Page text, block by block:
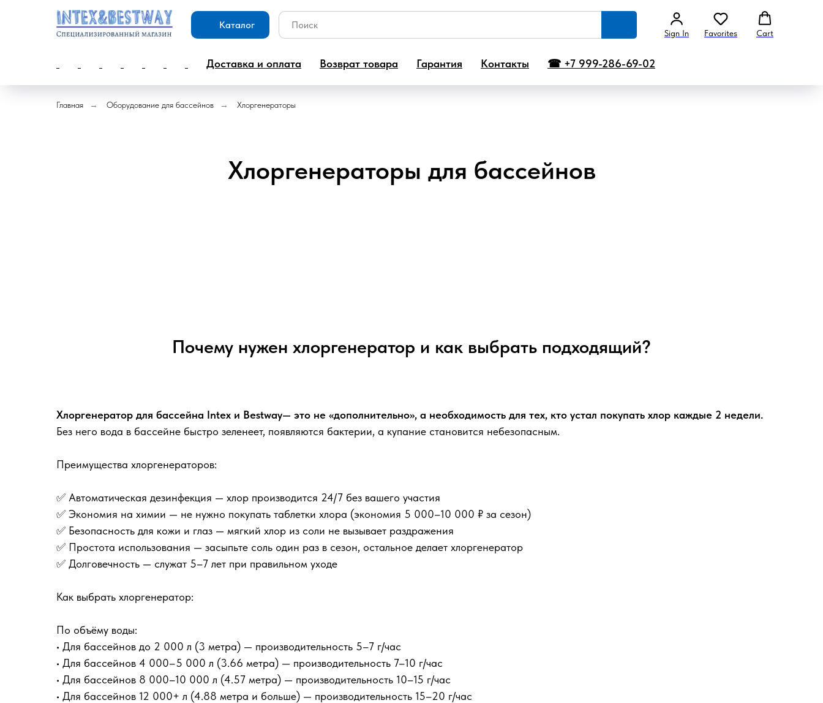
Каталог
Sign In Favorites Cart
Доставка и оплата Возврат товара Гарантия Контакты ☎ +7 999-286-69-02
Главная → Оборудование для бассейнов → Хлоргенераторы
Хлоргенераторы для бассейнов
Почему нужен хлоргенератор и как выбрать подходящий?
Хлоргенератор для бассейна Intex и Bestway— это не «дополнительно», а необходимость для тех, кто устал покупать хлор каждые 2 недели.
Без него вода в бассейне быстро зеленеет, появляются бактерии, а купание становится небезопасным.
Преимущества хлоргенераторов:
✅ Автоматическая дезинфекция — хлор производится 24/7 без вашего участия
✅ Экономия на химии — не нужно покупать таблетки хлора (экономия 5 000–10 000 ₽ за сезон)
✅ Безопасность для кожи и глаз — мягкий хлор из соли не вызывает раздражения
✅ Простота использования — засыпьте соль один раз в сезон, остальное делает хлоргенератор
✅ Долговечность — служат 5–7 лет при правильном уходе
Как выбрать хлоргенератор:
По объёму воды:
• Для бассейнов до 2 000 л (3 метра) — производительность 5–7 г/час
• Для бассейнов 4 000–5 000 л (3.66 метра) — производительность 7–10 г/час
• Для бассейнов 8 000–10 000 л (4.57 метра) — производительность 10–15 г/час
• Для бассейнов 12 000+ л (4.88 метра и больше) — производительность 15–20 г/час